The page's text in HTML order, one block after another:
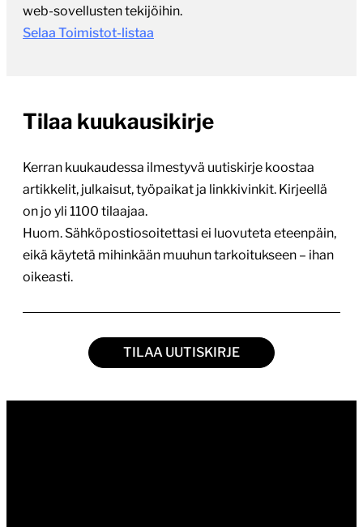
web-sovellusten tekijöihin.
Selaa Toimistot-listaa
Tilaa kuukausikirje
Kerran kuukaudessa ilmestyvä uutiskirje koostaa
artikkelit, julkaisut, työpaikat ja linkkivinkit. Kirjeellä
on jo yli 1100 tilaajaa.
Huom. Sähköpostiosoitettasi ei luovuteta eteenpäin,
eikä käytetä mihinkään muuhun tarkoitukseen – ihan
oikeasti.
TILAA UUTISKIRJE